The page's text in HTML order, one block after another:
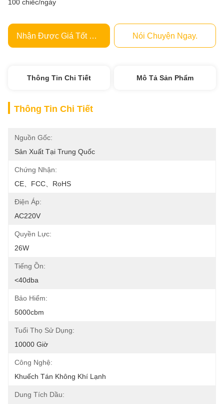
100 chiếc/ngày
Nhận Được Giá Tốt Nhất Nói Chuyện Ngay.
Thông Tin Chi Tiết Mô Tả Sản Phẩm
Thông Tin Chi Tiết
Nguồn Gốc:
Sản Xuất Tại Trung Quốc
Chứng Nhận:
CE、FCC、RoHS
Điện Áp:
AC220V
Quyền Lực:
26W
Tiếng Ồn:
<40dba
Bảo Hiểm:
5000cbm
Tuổi Thọ Sử Dụng:
10000 Giờ
Công Nghệ:
Khuếch Tán Không Khí Lạnh
Dung Tích Dầu: